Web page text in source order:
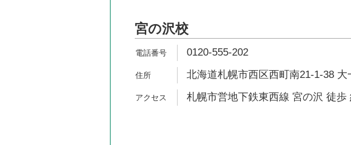
宮の沢校
0120-555-202
北海道札幌市西区西町南21-1-38 大
札幌市営地下鉄東西線 宮の沢 徒歩